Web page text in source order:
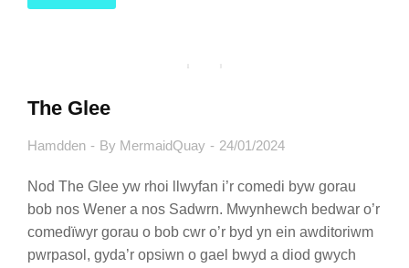
The Glee
Hamdden By MermaidQuay 24/01/2024
Nod The Glee yw rhoi llwyfan i’r comedi byw gorau
bob nos Wener a nos Sadwrn. Mwynhewch bedwar o’r
comedïwyr gorau o bob cwr o’r byd yn ein awditoriwm
pwrpasol, gyda’r opsiwn o gael bwyd a diod gwych